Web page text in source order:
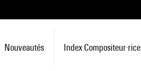
Nouveautés Index Compositeur·rice